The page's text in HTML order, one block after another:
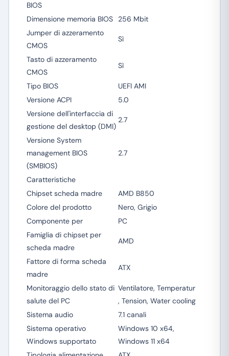
BIOS
Dimensione memoria BIOS
256 Mbit
Jumper di azzeramento
CMOS
Sì
Tasto di azzeramento
CMOS
Sì
Tipo BIOS
UEFI AMI
Versione ACPI
5.0
Versione dell'interfaccia di
gestione del desktop (DMI)
2.7
Versione System
management BIOS
(SMBIOS)
2.7
Caratteristiche
Chipset scheda madre
AMD B850
Colore del prodotto
Nero, Grigio
Componente per
PC
Famiglia di chipset per
scheda madre
AMD
Fattore di forma scheda
madre
ATX
Monitoraggio dello stato di
salute del PC
Ventilatore, Temperatur
, Tension, Water cooling
Sistema audio
7.1 canali
Sistema operativo
Windows supportato
Windows 10 x64,
Windows 11 x64